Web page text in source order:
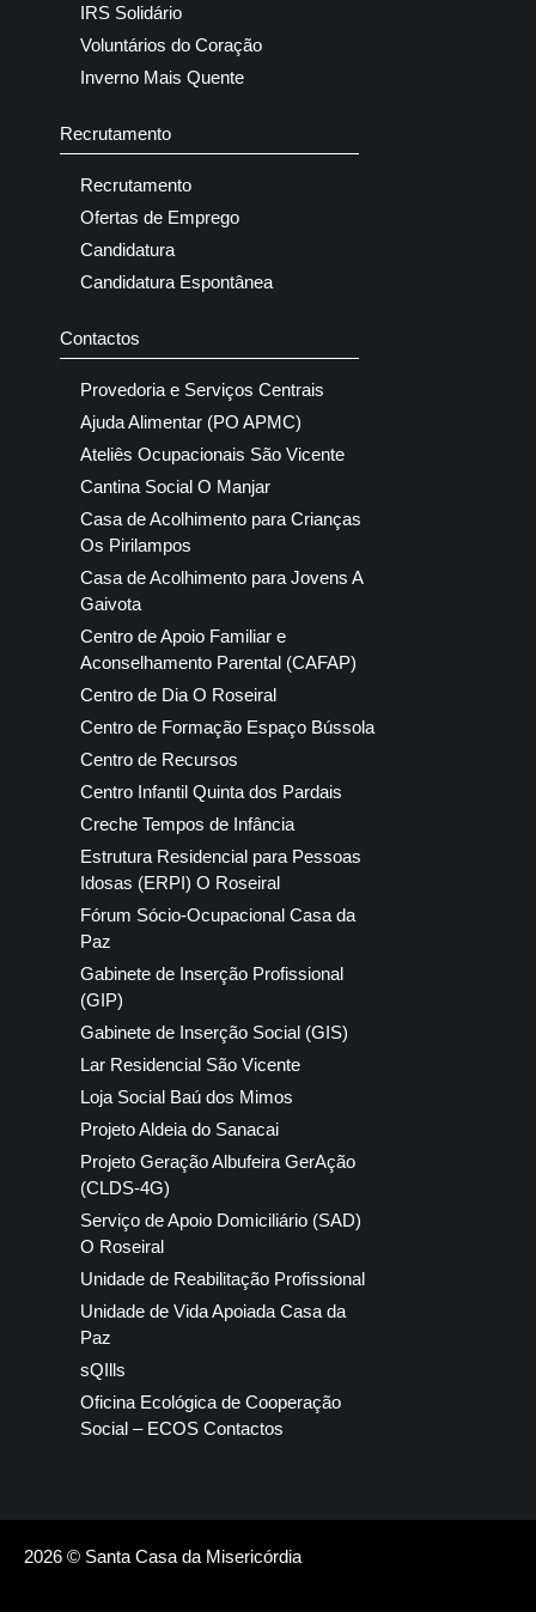
IRS Solidário
Voluntários do Coração
Inverno Mais Quente
Recrutamento
Recrutamento
Ofertas de Emprego
Candidatura
Candidatura Espontânea
Contactos
Provedoria e Serviços Centrais
Ajuda Alimentar (PO APMC)
Ateliês Ocupacionais São Vicente
Cantina Social O Manjar
Casa de Acolhimento para Crianças
Os Pirilampos
Casa de Acolhimento para Jovens A
Gaivota
Centro de Apoio Familiar e
Aconselhamento Parental (CAFAP)
Centro de Dia O Roseiral
Centro de Formação Espaço Bússola
Centro de Recursos
Centro Infantil Quinta dos Pardais
Creche Tempos de Infância
Estrutura Residencial para Pessoas
Idosas (ERPI) O Roseiral
Fórum Sócio-Ocupacional Casa da
Paz
Gabinete de Inserção Profissional
(GIP)
Gabinete de Inserção Social (GIS)
Lar Residencial São Vicente
Loja Social Baú dos Mimos
Projeto Aldeia do Sanacai
Projeto Geração Albufeira GerAção
(CLDS-4G)
Serviço de Apoio Domiciliário (SAD)
O Roseiral
Unidade de Reabilitação Profissional
Unidade de Vida Apoiada Casa da
Paz
sQIlls
Oficina Ecológica de Cooperação
Social – ECOS Contactos
2026 © Santa Casa da Misericórdia